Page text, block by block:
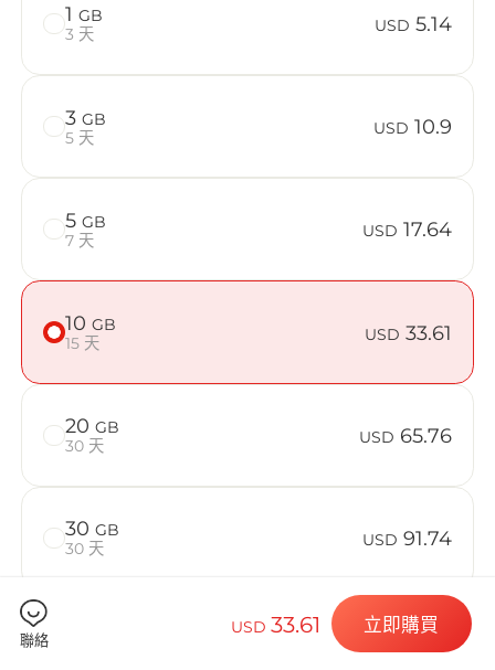
如何享受
在 EI
Billion
選擇您的目的
安裝您的
1 GB
3 天
USD 5.14
3 GB
5 天
USD 10.9
5 GB
7 天
USD 17.64
10 GB
15 天
USD 33.61
20 GB
30 天
USD 65.76
30 GB
30 天
USD 91.74
144.03
聯絡
USD33.61 立即購買